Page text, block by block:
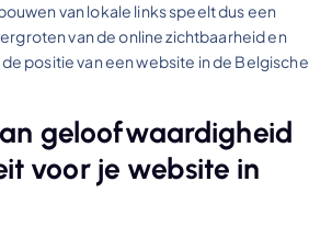
van lokale links speelt dus een
van de online zichtbaarheid en
positie van een website in de Belgische
geloofwaardigheid
voor je website in